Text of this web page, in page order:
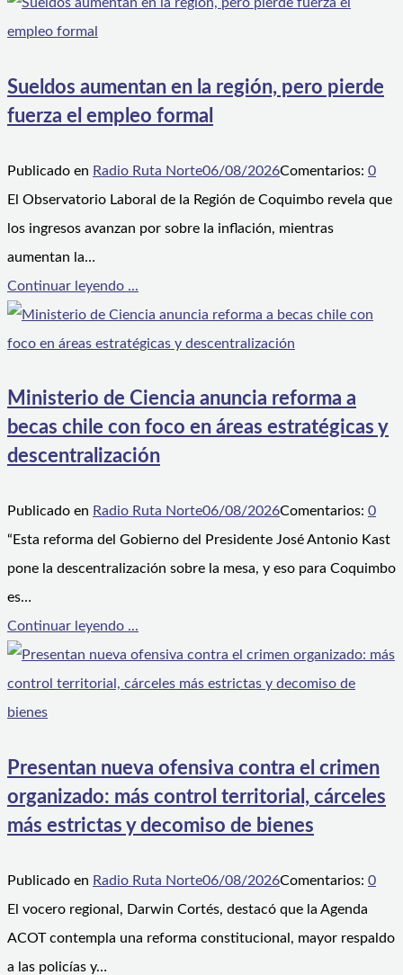
Sueldos aumentan en la región, pero pierde
fuerza el empleo formal
Publicado en Radio Ruta Norte06/08/2026Comentarios: 0
El Observatorio Laboral de la Región de Coquimbo revela que
los ingresos avanzan por sobre la inflación, mientras
aumentan la…
Continuar leyendo ...
Ministerio de Ciencia anuncia reforma a
becas chile con foco en áreas estratégicas y
descentralización
Publicado en Radio Ruta Norte06/08/2026Comentarios: 0
“Esta reforma del Gobierno del Presidente José Antonio Kast
pone la descentralización sobre la mesa, y eso para Coquimbo
es…
Continuar leyendo ...
Presentan nueva ofensiva contra el crimen
organizado: más control territorial, cárceles
más estrictas y decomiso de bienes
Publicado en Radio Ruta Norte06/08/2026Comentarios: 0
El vocero regional, Darwin Cortés, destacó que la Agenda
ACOT contempla una reforma constitucional, mayor respaldo
a las policías y…